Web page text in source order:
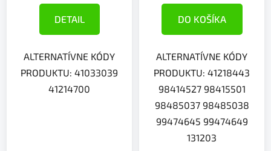
DETAIL
ALTERNATÍVNE KÓDY
PRODUKTU: 41033039
41214700
DO KOŠÍKA
ALTERNATÍVNE KÓDY
PRODUKTU: 41218443
98414527 98415501
98485037 98485038
99474645 99474649
131203